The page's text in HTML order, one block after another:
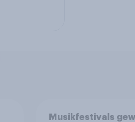
Musikfestivals